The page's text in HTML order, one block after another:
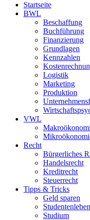
Startseite
BWL
Beschaffung
Buchführung
Finanzierung
Grundlagen
Kennzahlen
Logistik
Marketing
Produktion
VWL
Recht
Bürgerliches
Handelsrecht
Kreditrecht
Steuerrecht
Tipps & Tricks
Geld sparen
Studentenleben
Studium